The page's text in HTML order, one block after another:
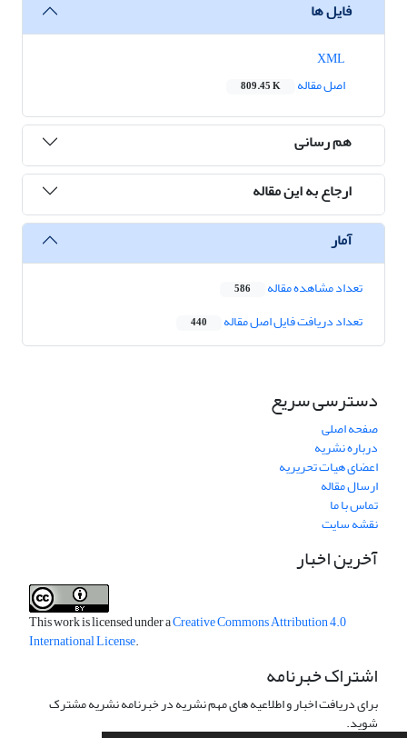
فایل ها
اصل مقاله
809.45 K
هم رسانی
ارجاع به این مقاله
آمار
تعداد مشاهده مقاله 586
تعداد دریافت فایل اصل مقاله 440
دسترسی سریع
صفحه اصلی
درباره نشریه
اعضای هیات تحریریه
ارسال مقاله
تماس با ما
نقشه سایت
آخرین اخبار
This work is licensed under aCreative Commons Attribution 4.0
International License.
اشتراک خبرنامه
برای دریافت اخبار و اطلاعیه های مهم نشریه در خبرنامه نشریه مشترک
شوید.